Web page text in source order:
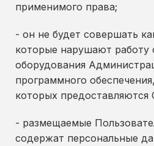
применимого права;
- он не будет совершать
которые нарушают работу
оборудования
программного
которых предоставляются
- размещаемые
содержат персональные